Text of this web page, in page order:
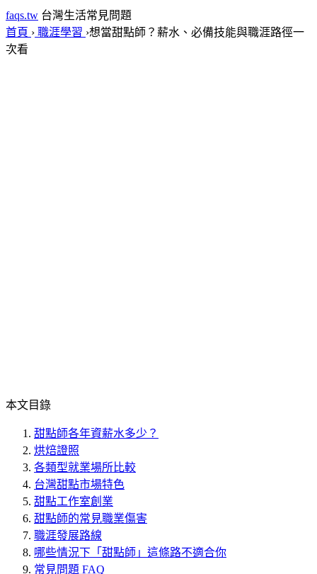
faqs.tw 台灣生活常見問題
首頁 › 職涯學習 ›想當甜點師？薪水、必備技能與職涯路徑一
次看
本文目錄
甜點師各年資薪水多少？
烘焙證照
各類型就業場所比較
台灣甜點市場特色
甜點工作室創業
甜點師的常見職業傷害
職涯發展路線
哪些情況下「甜點師」這條路不適合你
常見問題 FAQ